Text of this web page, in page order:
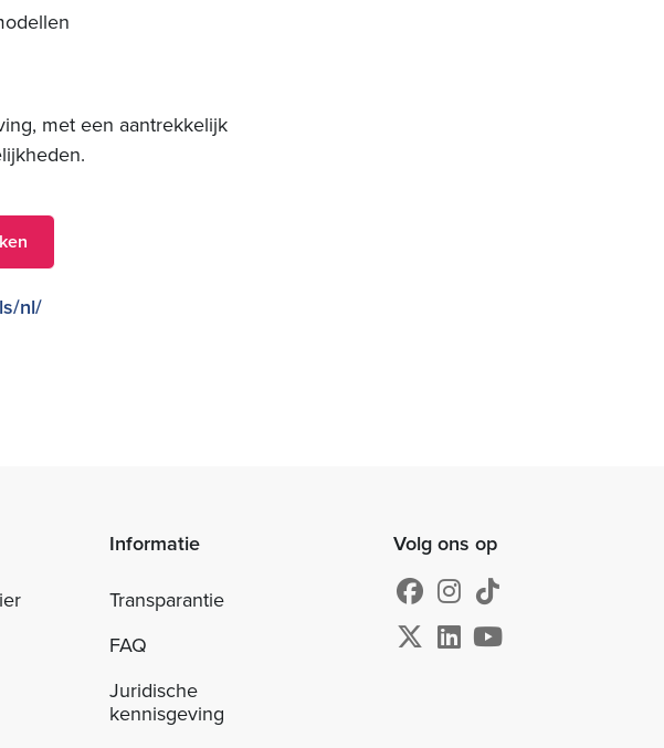
met een aantrekkelijk
nl/
Informatie
Transparantie
FAQ
Juridische
kennisgeving
Volg ons op